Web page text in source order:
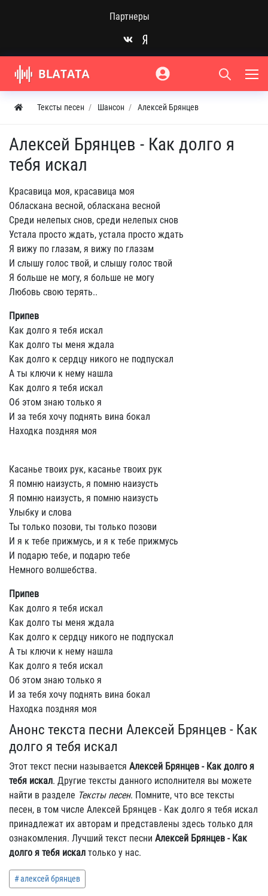
Партнеры
Тексты песен Шансон Алексей Брянцев
Алексей Брянцев - Как долго я
тебя искал
Красавица моя, красавица моя
Обласкана весной, обласкана весной
Среди нелепых снов, среди нелепых снов
Устала просто ждать, устала просто ждать
Я вижу по глазам, я вижу по глазам
И слышу голос твой, и слышу голос твой
Я больше не могу, я больше не могу
Любовь свою терять..
Припев
Как долго я тебя искал
Как долго ты меня ждала
Как долго к сердцу никого не подпускал
А ты ключи к нему нашла
Как долго я тебя искал
Об этом знаю только я
И за тебя хочу поднять вина бокал
Находка поздняя моя
Касанье твоих рук, касанье твоих рук
Я помню наизусть, я помню наизусть
Я помню наизусть, я помню наизусть
Улыбку и слова
Ты только позови, ты только позови
И я к тебе прижмусь, и я к тебе прижмусь
И подарю тебе, и подарю тебе
Немного волшебства.
Припев
Как долго я тебя искал
Как долго ты меня ждала
Как долго к сердцу никого не подпускал
А ты ключи к нему нашла
Как долго я тебя искал
Об этом знаю только я
И за тебя хочу поднять вина бокал
Находка поздняя моя
Анонс текста песни Алексей Брянцев - Как
долго я тебя искал
Этот текст песни называется Алексей Брянцев - Как долго я
тебя искал. Другие тексты данного исполнителя вы можете
найти в разделе Тексты песен. Помните, что все тексты
песен, в том числе Алексей Брянцев - Как долго я тебя искал
принадлежат их авторам и представлены здесь только для
ознакомления. Лучший текст песни Алексей Брянцев - Как
долго я тебя искал только у нас.
алексей брянцев